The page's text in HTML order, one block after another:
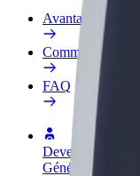
Avantages
Comment
FAQ
Devenir
Générez des